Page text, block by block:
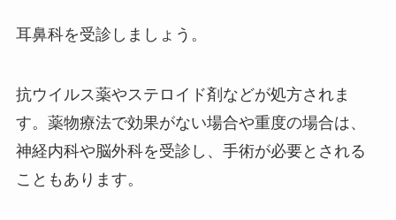
耳鼻科を受診しましょう。
抗ウイルス薬やステロイド剤などが処方されま
す。薬物療法で効果がない場合や重度の場合は、
神経内科や脳外科を受診し、手術が必要とされる
こともあります。